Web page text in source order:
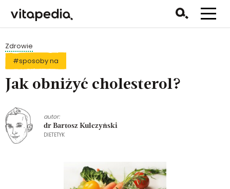
Zdrowie
#sposoby na
Jak obniżyć cholesterol?
autor:
dr Bartosz Kulczyński
DIETETYK